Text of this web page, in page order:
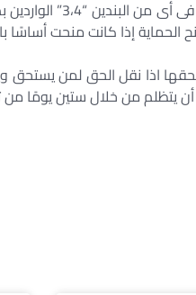
إذا كانت منحت أساسًا
اذا نقل الحق لمن
يتظلم من خلال ستين يومًا من